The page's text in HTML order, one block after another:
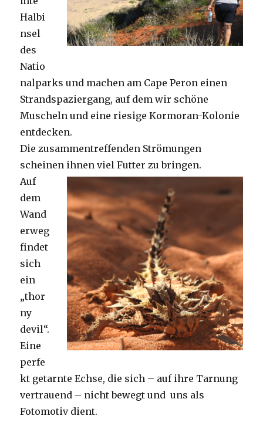
Halbi
nsel
des
Natio
nalparks und machen am Cape Peron einen
Strandspaziergang, auf dem wir schöne
Muscheln und eine riesige Kormoran-Kolonie
entdecken.
Die zusammentreffenden Strömungen
scheinen ihnen viel Futter zu bringen.
Auf
dem
Wand
erweg
findet
sich
ein
„thor
ny
devil“.
Eine
perfe
kt getarnte Echse, die sich – auf ihre Tarnung
vertrauend – nicht bewegt und uns als
Fotomotiv dient.